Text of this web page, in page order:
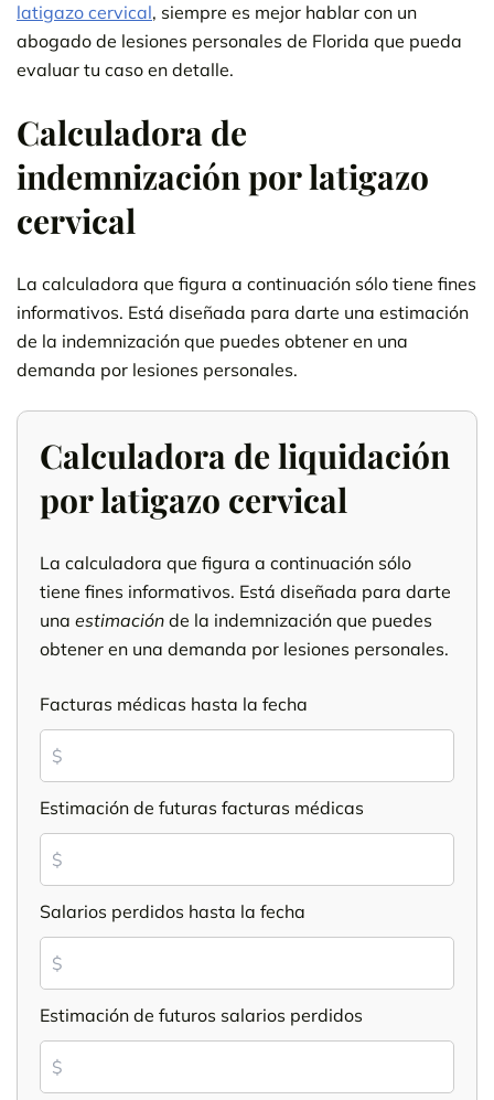
latigazo cervical, siempre es mejor hablar con un
abogado de lesiones personales de Florida que pueda
evaluar tu caso en detalle.
Calculadora de
indemnización por latigazo
cervical
La calculadora que figura a continuación sólo tiene fines
informativos. Está diseñada para darte una estimación
de la indemnización que puedes obtener en una
demanda por lesiones personales.
Calculadora de liquidación
por latigazo cervical
La calculadora que figura a continuación sólo
tiene fines informativos. Está diseñada para darte
una estimación de la indemnización que puedes
obtener en una demanda por lesiones personales.
Facturas médicas hasta la fecha
Estimación de futuras facturas médicas
Salarios perdidos hasta la fecha
Estimación de futuros salarios perdidos